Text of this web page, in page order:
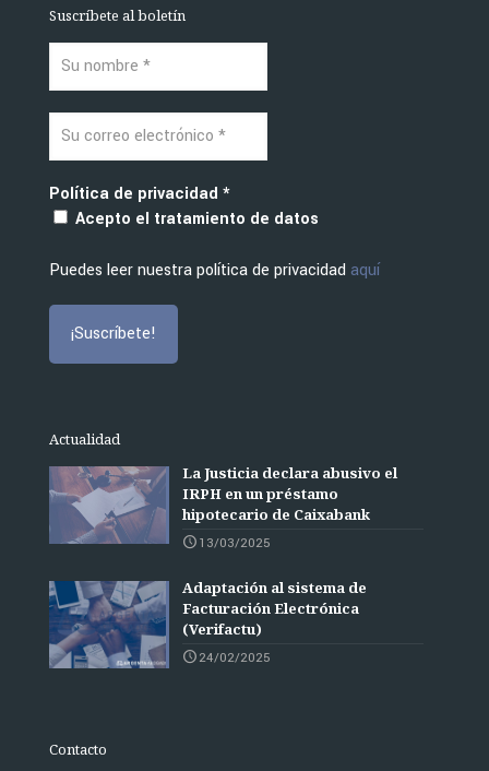
Suscríbete al boletín
Política de privacidad *
Acepto el tratamiento de datos
Puedes leer nuestra política de privacidad aquí
Actualidad
La Justicia declara abusivo el
IRPH en un préstamo
hipotecario de Caixabank
13/03/2025
Adaptación al sistema de
Facturación Electrónica
(Verifactu)
24/02/2025
Contacto